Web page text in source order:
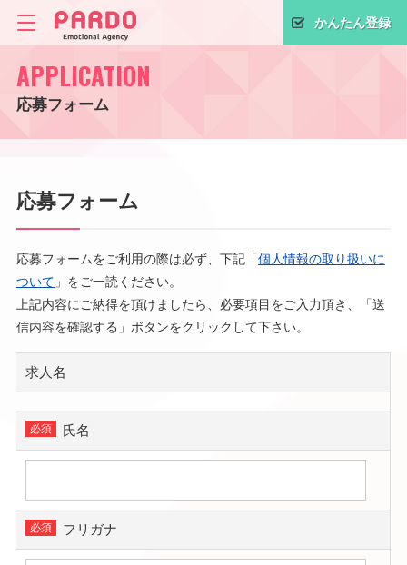
かんたん登録
APPLICATION
応募フォーム
応募フォーム
応募フォームをご利用の際は必ず、下記「個人情報の取り扱いに
ついて 」をご一読ください。
上記内容にご納得を頂けましたら、必要項目をご入力頂き、「送
信内容を確認する」ボタンをクリックして下さい。
求人名
氏名
フリガナ